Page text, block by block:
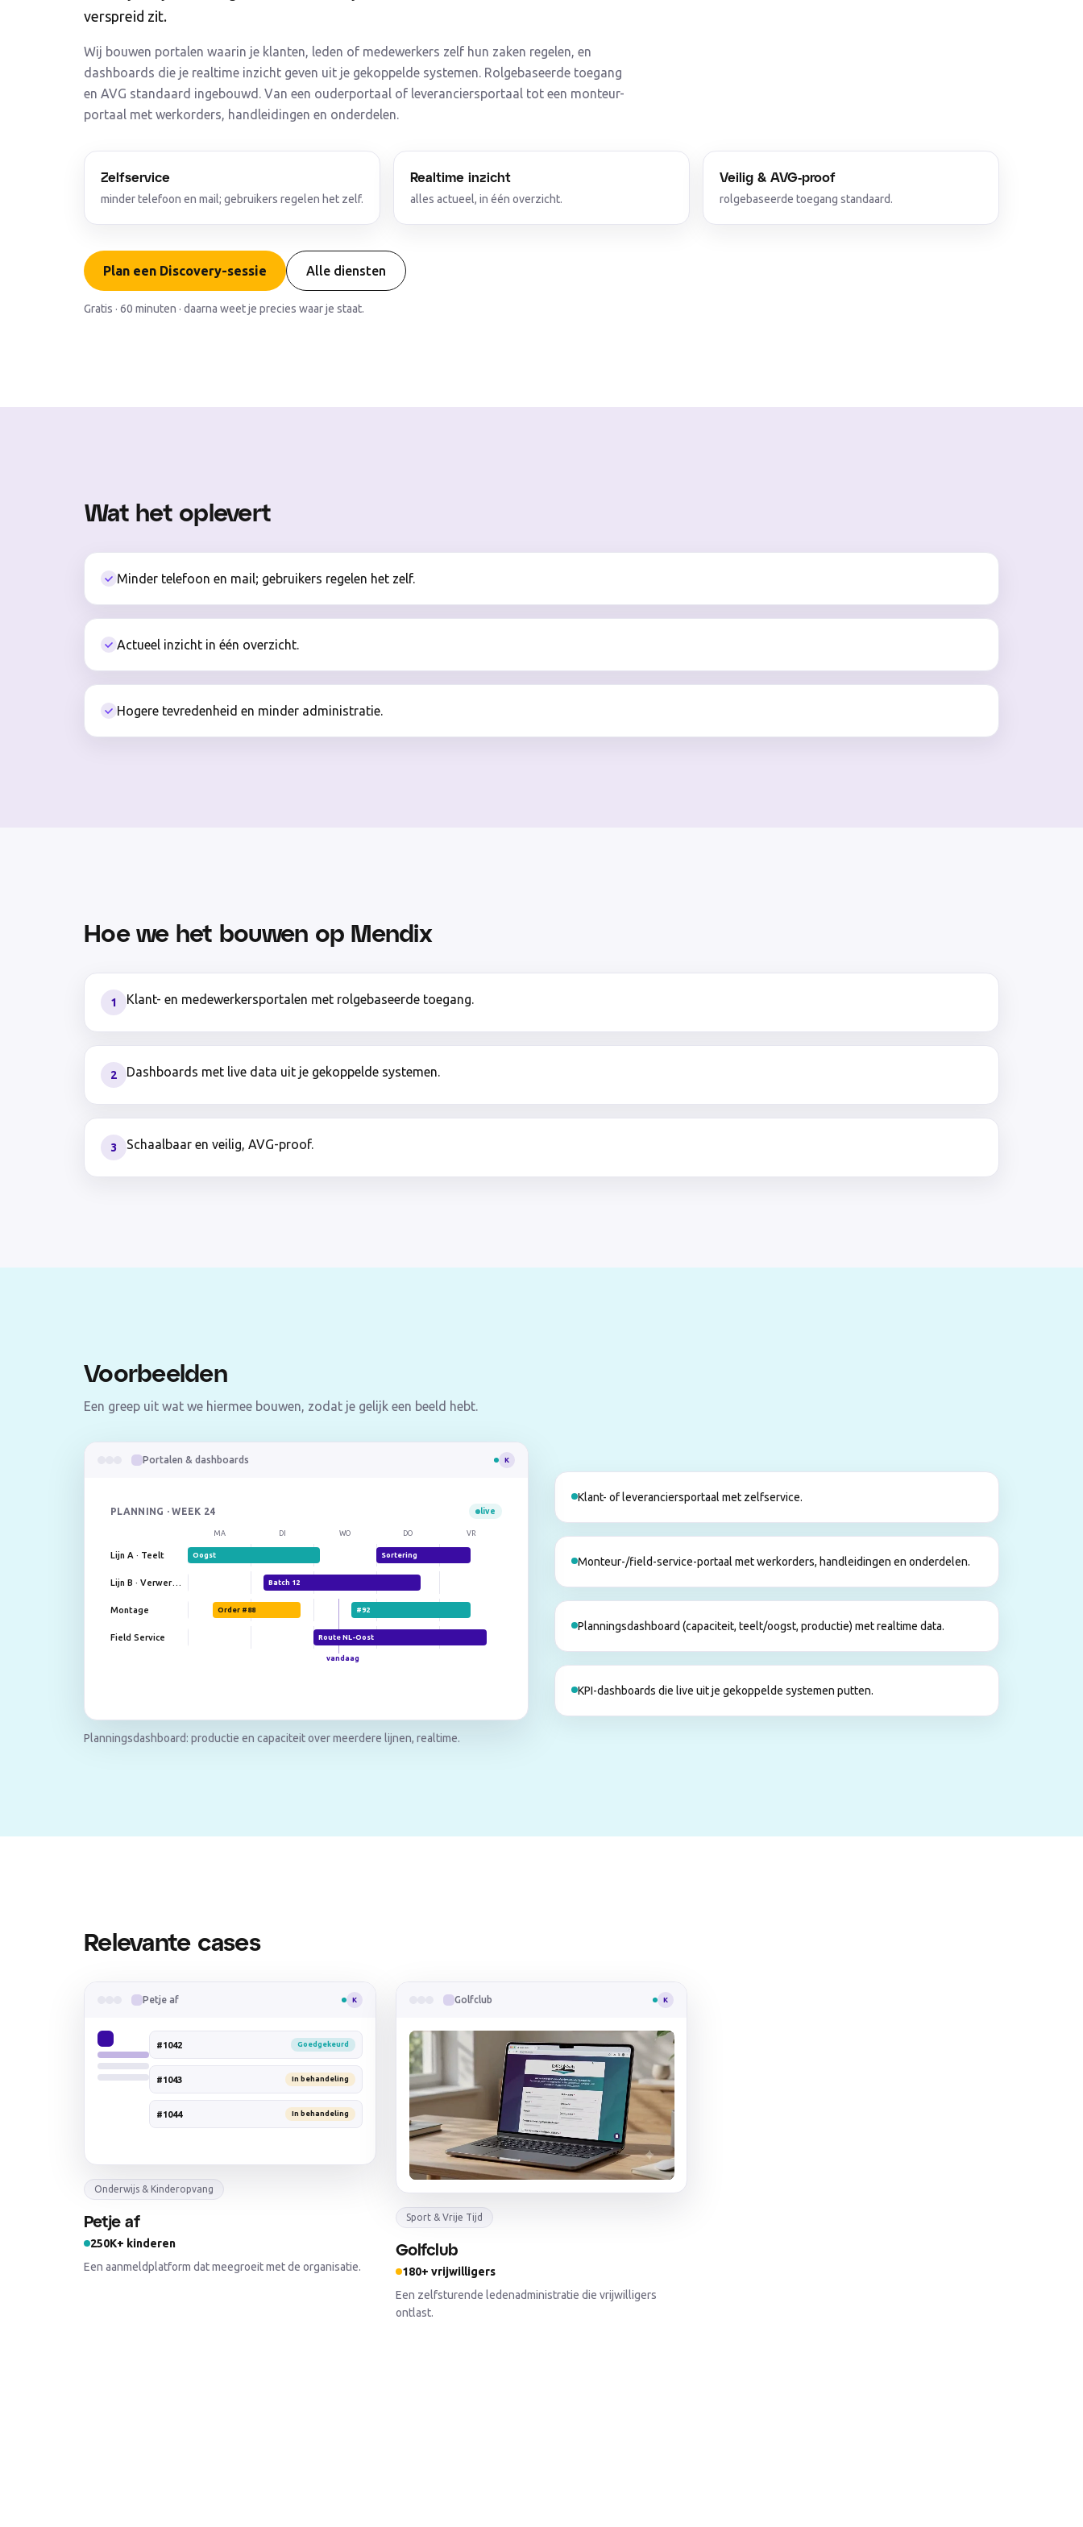
verspreid zit.
Wij bouwen portalen waarin je klanten, leden of medewerkers zelf hun zaken regelen, en
dashboards die je realtime inzicht geven uit je gekoppelde systemen. Rolgebaseerde toegang
en AVG standaard ingebouwd. Van een ouderportaal of leveranciersportaal tot een monteur-
portaal met werkorders, handleidingen en onderdelen.
Zelfservice
minder telefoon en mail; gebruikers regelen het zelf.
Realtime inzicht
alles actueel, in één overzicht.
Veilig & AVG-proof
rolgebaseerde toegang standaard.
Plan een Discovery-sessie Alle diensten
Gratis · 60 minuten · daarna weet je precies waar je staat.
Wat het oplevert
Minder telefoon en mail; gebruikers regelen het zelf.
Actueel inzicht in één overzicht.
Hogere tevredenheid en minder administratie.
Hoe we het bouwen op Mendix
1 Klant- en medewerkersportalen met rolgebaseerde toegang.
2 Dashboards met live data uit je gekoppelde systemen.
3 Schaalbaar en veilig, AVG-proof.
Voorbeelden
Een greep uit wat we hiermee bouwen, zodat je gelijk een beeld hebt.
Portalen & dashboards K
PLANNING · WEEK 24 live
MA DI WO DO VR
Lijn A · Teelt Oogst Sortering
Lijn B · Verwerking Batch 12
Montage Order #88 #92
Field Service Route NL-Oost
vandaag
Planningsdashboard: productie en capaciteit over meerdere lijnen, realtime.
Klant- of leveranciersportaal met zelfservice.
Monteur-/field-service-portaal met werkorders, handleidingen en onderdelen.
Planningsdashboard (capaciteit, teelt/oogst, productie) met realtime data.
KPI-dashboards die live uit je gekoppelde systemen putten.
Relevante cases
Petje af K
#1042 Goedgekeurd
#1043 In behandeling
#1044 In behandeling
Onderwijs & Kinderopvang
Petje af
250K+ kinderen
Een aanmeldplatform dat meegroeit met de organisatie.
Golfclub K
Sport & Vrije Tijd
Golfclub
180+ vrijwilligers
Een zelfsturende ledenadministratie die vrijwilligers
ontlast.